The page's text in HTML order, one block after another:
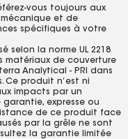
Plus
MC
, Silver Pledge
pour connaître
vous toujours aux
et de
spécifiques à votre
selon la norme UL 2218
matériaux de couverture
Analytical - PRI dans
produit n’est ni
impacts par un
garantie, expresse ou
de ce produit face
par la grêle ne sont
la garantie limitée